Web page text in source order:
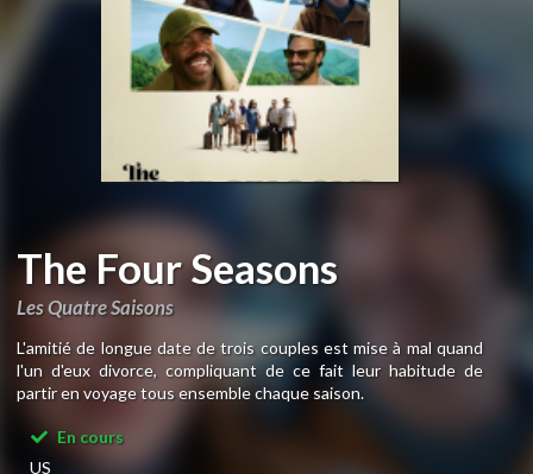
The Four Seasons
Les Quatre Saisons
L'amitié de longue date de trois couples est mise à mal quand
l'un d'eux divorce, compliquant de ce fait leur habitude de
partir en voyage tous ensemble chaque saison.
En cours
US